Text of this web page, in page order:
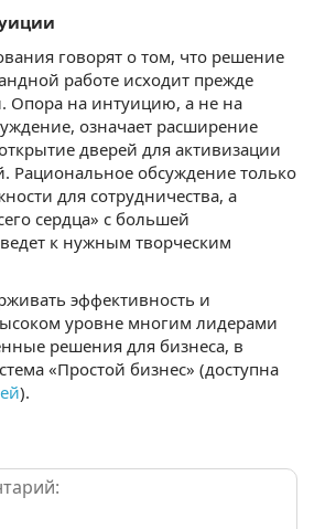
говорят о том, что решение
работе исходит прежде
Опора на интуицию, а не на
означает расширение
дверей для активизации
Рациональное обсуждение только
для сотрудничества, а
сердца» с большей
к нужным творческим
эффективность и
уровне многим лидерами
решения для бизнеса, в
«Простой бизнес» (доступна
).